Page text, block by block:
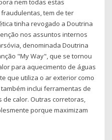
nem todas estas
tem de ter
tinha revogado a Doutrina
nos assuntos internos
denominada Doutrina
"My Way", que se tornou
para aquecimento de águas
que utiliza o ar exterior como
inclui ferramentas de
de calor. Outras corretoras,
porque maximizam